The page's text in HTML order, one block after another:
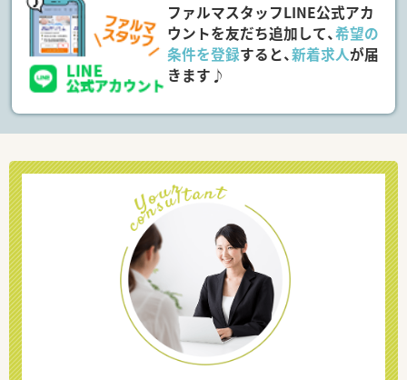
ファルマスタッフLINE公式アカ
ウントを友だち追加して、希望の
条件を登録すると、新着求人が届
きます♪